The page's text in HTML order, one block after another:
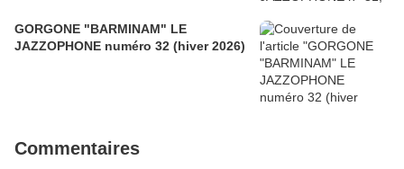
GORGONE "BARMINAM" LE
JAZZOPHONE numéro 32 (hiver 2026)
Commentaires